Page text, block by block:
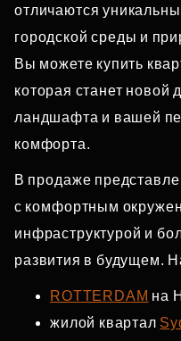
отличаются
городской среды и
Вы можете купить
которая станет новой
ландшафта и вашей
комфорта.
В продаже
с комфортным
инфраструктурой и
развития в будущем.
ROTTERDAM на
жилой квартал